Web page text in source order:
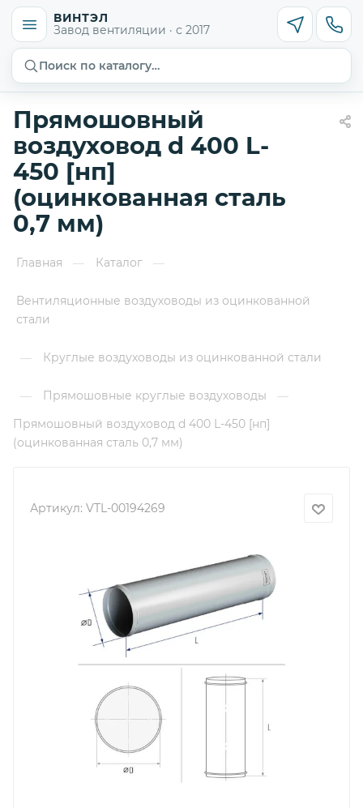
ВИНТЭЛ
Завод вентиляции · с 2017
Поиск по каталогу…
Прямошовный
воздуховод d 400 L-
450 [нп]
(оцинкованная сталь
0,7 мм)
Главная — Каталог —
Вентиляционные воздуховоды из оцинкованной
стали
— Круглые воздуховоды из оцинкованной стали
— Прямошовные круглые воздуховоды
—
Прямошовный воздуховод d 400 L-450 [нп]
(оцинкованная сталь 0,7 мм)
Артикул: VTL-00194269